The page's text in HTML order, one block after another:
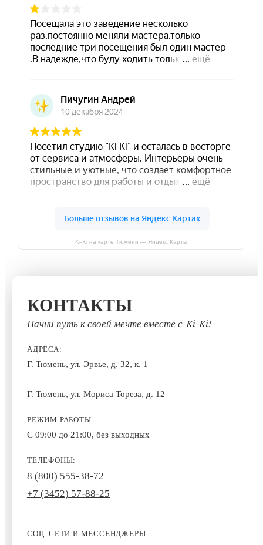
Ki-Ki на карте Тюмени — Яндекс Карты
КОНТАКТЫ
Начни путь к своей мечте вместе с Ki‑Ki!
АДРЕСА:
Г. Тюмень, ул. Эрвье, д. 32, к. 1
Г. Тюмень, ул. Мориса Тореза, д. 12
РЕЖИМ РАБОТЫ:
С 09:00 до 21:00, без выходных
ТЕЛЕФОНЫ:
8 (800) 555-38-72
+7 (3452) 57-88-25
СОЦ. СЕТИ И МЕССЕНДЖЕРЫ: